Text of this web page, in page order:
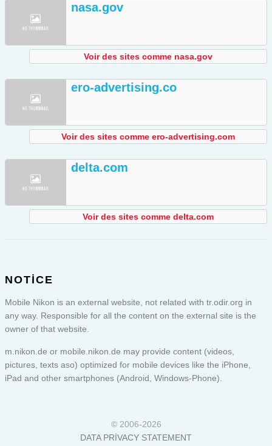
nasa.gov
Voir des sites comme nasa.gov
ero-advertising.co
Voir des sites comme ero-advertising.com
delta.com
Voir des sites comme delta.com
NOTICE
Mobile Nikon is an external website, not related with tr.odir.org in
any way. Responsible for all the content on the external site is the
owner of that website.
m.nikon.de or mobile.nikon.de may provide content (videos,
pictures, texts aso) optimized for mobile devices like the iPhone,
iPad and other smartphones (Android, Windows-Phone).
© 2006-2026
DATA PRIVACY STATEMENT